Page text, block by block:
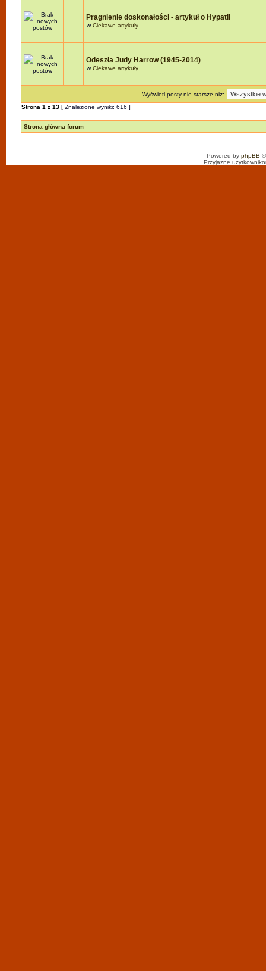
Pragnienie doskonałości - artykuł o Hypatii
wCiekawe artykuły
Odeszła Judy Harrow (1945-2014)
wCiekawe artykuły
Wyświetl posty nie starsze niż:
Strona 1 z 13 [ Znalezione wyniki: 616 ]
Strona główna forum
Powered by phpBB
Przyjazne